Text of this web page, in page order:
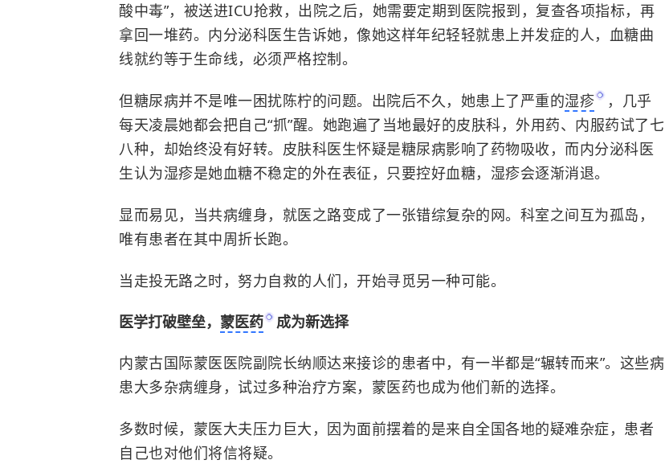
酸中毒”，被送进ICU抢救，出院之后，她需要定期到医院报到，复查各项指标，再
拿回一堆药。内分泌科医生告诉她，像她这样年纪轻轻就患上并发症的人，血糖曲
线就约等于生命线，必须严格控制。
但糖尿病并不是唯一困扰陈柠的问题。出院后不久，她患上了严重的湿疹
，几乎
每天凌晨她都会把自己“抓”醒。她跑遍了当地最好的皮肤科，外用药、内服药试了七
八种，却始终没有好转。皮肤科医生怀疑是糖尿病影响了药物吸收，而内分泌科医
生认为湿疹是她血糖不稳定的外在表征，只要控好血糖，湿疹会逐渐消退。
显而易见，当共病缠身，就医之路变成了一张错综复杂的网。科室之间互为孤岛，
唯有患者在其中周折长跑。
当走投无路之时，努力自救的人们，开始寻觅另一种可能。
医学打破壁垒， 蒙医药 成为新选择
内蒙古国际蒙医医院副院长纳顺达来接诊的患者中，有一半都是“辗转而来”。这些病
患大多杂病缠身，试过多种治疗方案，蒙医药也成为他们新的选择。
多数时候，蒙医大夫压力巨大，因为面前摆着的是来自全国各地的疑难杂症，患者
自己也对他们将信将疑。